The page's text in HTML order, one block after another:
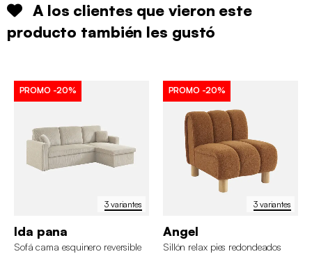
A los clientes que vieron este
producto también les gustó
3 variantes
PROMO -20%
Ida pana
Sofá cama esquinero reversible
3 variantes
PROMO -20%
Angel
Sillón relax pies redondeados